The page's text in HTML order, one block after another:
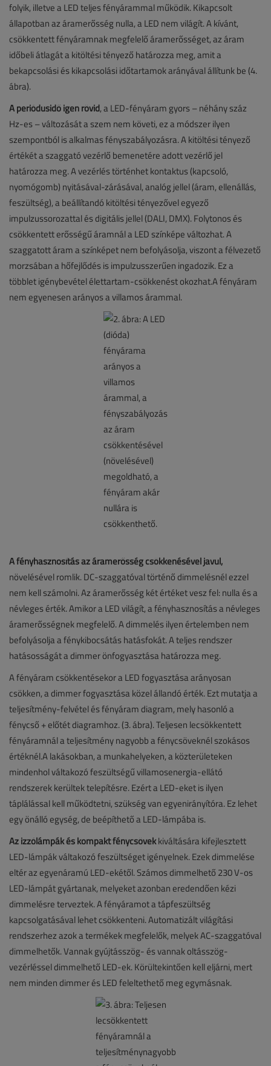
folyik, illetve a LED teljes fényárammal működik. Kikapcsolt
állapotban az áramerősség nulla, a LED nem világít. A kívánt,
csökkentett fényáramnak megfelelő áramerősséget, az áram
időbeli átlagát a kitöltési tényező határozza meg, amit a
bekapcsolási és kikapcsolási időtartamok arányával állítunk be (4.
ábra).
A periódusidő igen rövid, a LED-fényáram gyors – néhány száz
Hz-es – változását a szem nem követi, ez a módszer ilyen
szempontból is alkalmas fényszabályozásra. A kitöltési tényező
értékét a szaggató vezérlő bemenetére adott vezérlő jel
határozza meg. A vezérlés történhet kontaktus (kapcsoló,
nyomógomb) nyitásával-zárásával, analóg jellel (áram, ellenállás,
feszültség), a beállítandó kitöltési tényezővel egyező
impulzussorozattal és digitális jellel (DALI, DMX). Folytonos és
csökkentett erősségű áramnál a LED színképe változhat. A
szaggatott áram a színképet nem befolyásolja, viszont a félvezető
morzsában a hőfejlődés is impulzusszerűen ingadozik. Ez a
többlet igénybevétel élettartam-csökkenést okozhat.A fényáram
nem egyenesen arányos a villamos árammal.
A fényhasznosítás az áramerősség csökkenésével javul,
növelésével romlik. DC-szaggatóval történő dimmelésnél ezzel
nem kell számolni. Az áramerősség két értéket vesz fel: nulla és a
névleges érték. Amikor a LED világít, a fényhasznosítás a névleges
áramerősségnek megfelelő. A dimmelés ilyen értelemben nem
befolyásolja a fénykibocsátás hatásfokát. A teljes rendszer
hatásosságát a dimmer önfogyasztása határozza meg.
A fényáram csökkentésekor a LED fogyasztása arányosan
csökken, a dimmer fogyasztása közel állandó érték. Ezt mutatja a
teljesítmény-felvétel és fényáram diagram, mely hasonló a
fénycső + előtét diagramhoz. (3. ábra). Teljesen lecsökkentett
fényáramnál a teljesítmény nagyobb a fénycsöveknél szokásos
értéknél.A lakásokban, a munkahelyeken, a közterületeken
mindenhol váltakozó feszültségű villamosenergia-ellátó
rendszerek kerültek telepítésre. Ezért a LED-eket is ilyen
táplálással kell működtetni, szükség van egyenirányítóra. Ez lehet
egy önálló egység, de beépíthető a LED-lámpába is.
Az izzólámpák és kompakt fénycsövekkiváltására kifejlesztett
LED-lámpák váltakozó feszültséget igényelnek. Ezek dimmelése
eltér az egyenáramú LED-ekétől. Számos dimmelhető 230 V-os
LED-lámpát gyártanak, melyeket azonban eredendően kézi
dimmelésre terveztek. A fényáramot a tápfeszültség
kapcsolgatásával lehet csökkenteni. Automatizált világítási
rendszerhez azok a termékek megfelelők, melyek AC-szaggatóval
dimmelhetők. Vannak gyújtásszög- és vannak oltásszög-
vezérléssel dimmelhető LED-ek. Körültekintően kell eljárni, mert
nem minden dimmer és LED feleltethető meg egymásnak.